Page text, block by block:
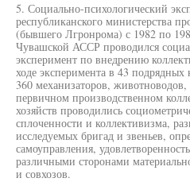
5. Социально-психологический
республиканского министерства
(бывшего Лгронрома) с 1982 по
Чувашской АССР проводился
эксперимент по внедрению
ходе эксперимента в 43
360 механизаторов,
первичном производственном
хозяйств проводились
сплоченности и коллективизма,
исследуемых бригад и звеньев,
самоуправления,
различными сторонами
и совхозов.